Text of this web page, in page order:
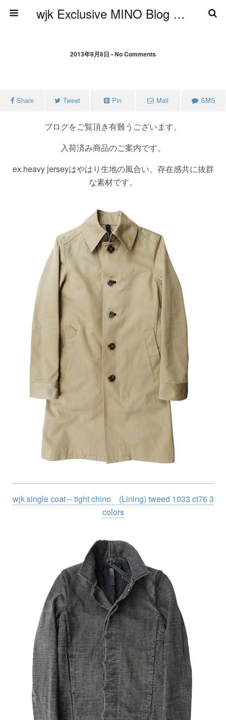
wjk Exclusive MINO Blog ブログ
2013年9月8日 • No Comments
Share Tweet Pin Mail SMS
ブログをご覧頂き有難うございます。
入荷済み商品のご案内です。
ex.heavy jerseyはやはり生地の風合い、存在感共に抜群
な素材です。
wjk single coat – tight chino (Lining) tweed 1033 ct76 3
colors